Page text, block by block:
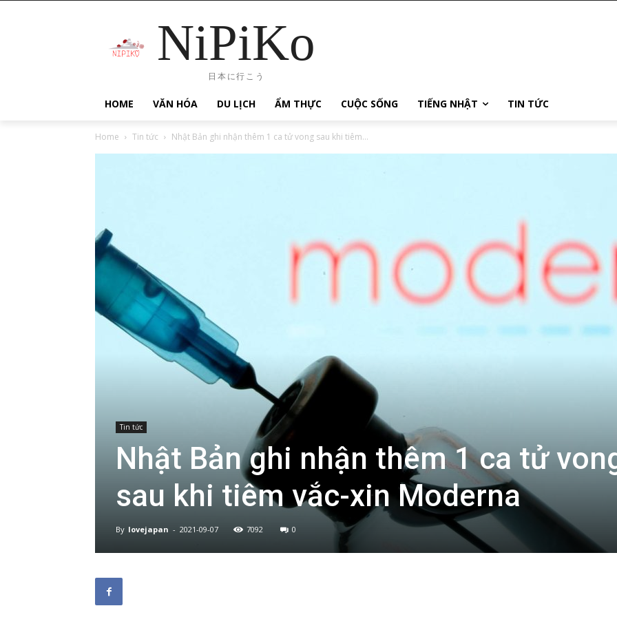
NiPiKo
日本に行こう
HOME VĂN HÓA DU LỊCH ẨM THỰC CUỘC SỐNG TIẾNG NHẬT TIN TỨC
Home Tin tức Nhật Bản ghi nhận thêm 1 ca tử vong sau khi tiêm...
Tin tức
Nhật Bản ghi nhận thêm 1 ca tử
sau khi tiêm vắc-xin Moderna
By lovejapan - 2021-09-07 7092 0